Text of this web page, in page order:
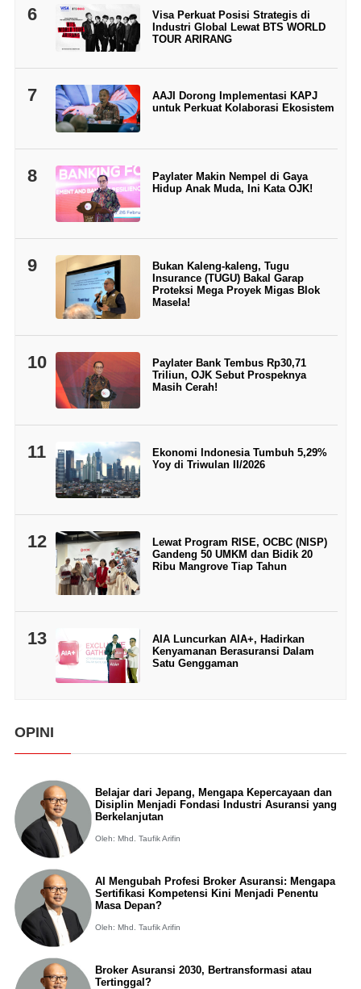
6
Visa Perkuat Posisi Strategis di
Industri Global Lewat BTS WORLD
TOUR ARIRANG
7
AAJI Dorong Implementasi KAPJ
untuk Perkuat Kolaborasi Ekosistem
8
Paylater Makin Nempel di Gaya
Hidup Anak Muda, Ini Kata OJK!
9
Bukan Kaleng-kaleng, Tugu
Insurance (TUGU) Bakal Garap
Proteksi Mega Proyek Migas Blok
Masela!
10
Paylater Bank Tembus Rp30,71
Triliun, OJK Sebut Prospeknya
Masih Cerah!
11
Ekonomi Indonesia Tumbuh 5,29%
Yoy di Triwulan II/2026
12
Lewat Program RISE, OCBC (NISP)
Gandeng 50 UMKM dan Bidik 20
Ribu Mangrove Tiap Tahun
13
AIA Luncurkan AIA+, Hadirkan
Kenyamanan Berasuransi Dalam
Satu Genggaman
OPINI
Belajar dari Jepang, Mengapa Kepercayaan dan
Disiplin Menjadi Fondasi Industri Asuransi yang
Berkelanjutan
Oleh: Mhd. Taufik Arifin
AI Mengubah Profesi Broker Asuransi: Mengapa
Sertifikasi Kompetensi Kini Menjadi Penentu
Masa Depan?
Oleh: Mhd. Taufik Arifin
Broker Asuransi 2030, Bertransformasi atau
Tertinggal?